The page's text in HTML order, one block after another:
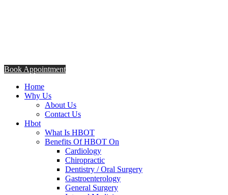
Book Appointment
Home
Why Us
About Us
Contact Us
Hbot
What Is HBOT
Benefits Of HBOT On
Cardiology
Chiropractic
Dentistry / Oral Surgery
Gastroenterology
General Surgery